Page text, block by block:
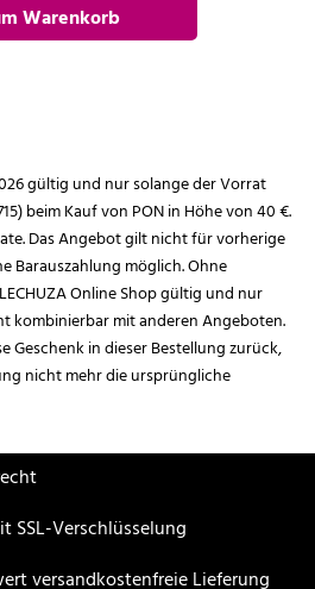
Warenkorb
gültig und nur solange der Vorrat
beim Kauf von PON in Höhe von 40 €.
Das Angebot gilt nicht für vorherige
Barauszahlung möglich. Ohne
Online Shop gültig und nur
kombinierbar mit anderen Angeboten.
Geschenk in dieser Bestellung zurück,
nicht mehr die ursprüngliche
SSL-Verschlüsselung
versandkostenfreie Lieferung